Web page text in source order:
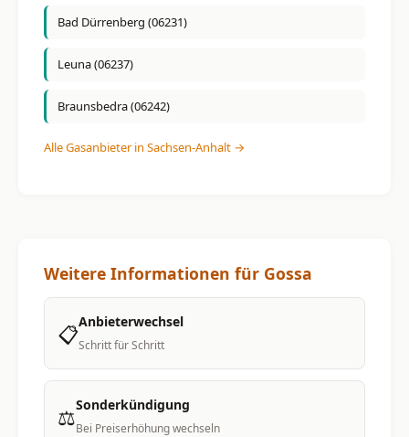
Bad Dürrenberg (06231)
Leuna (06237)
Braunsbedra (06242)
Alle Gasanbieter in Sachsen-Anhalt →
Weitere Informationen für Gossa
📋Anbieterwechsel
Schritt für Schritt
⚖️Sonderkündigung
Bei Preiserhöhung wechseln